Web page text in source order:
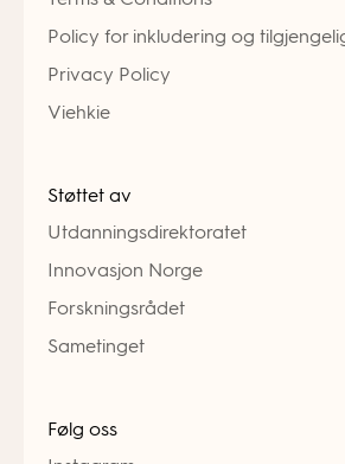
Policy for inkludering og
Privacy Policy
Viehkie
Støttet av
Utdanningsdirektoratet
Innovasjon Norge
Forskningsrådet
Sametinget
Følg oss